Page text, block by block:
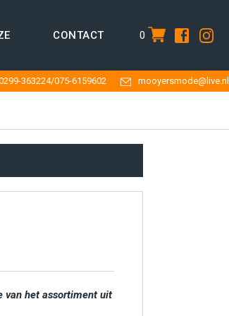
0 item
CONTACT
363224/075-6159602 mooyersmode@live.nl
van het assortiment uit